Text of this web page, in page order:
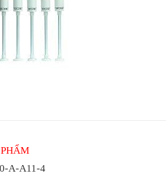
A-A11-4